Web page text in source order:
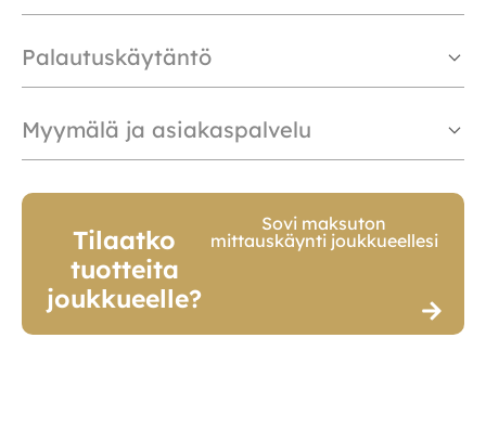
Palautuskäytäntö
Myymälä ja asiakaspalvelu
Tilaatko
tuotteita
joukkueelle?
Sovi maksuton
mittauskäynti joukkueellesi